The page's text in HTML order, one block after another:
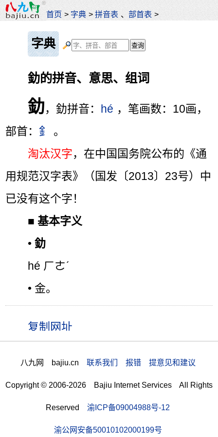
首页 > 字典 >拼音表 、部首表 >
字典
釛的拼音、意思、组词
釛，釛拼音： hé ，笔画数：10画，
部首：釒
。
淘汰汉字，在中国国务院公布的《通
用规范汉字表》（国发〔2013〕23号）中
已没有这个字！
■基本字义
•釛
hé ㄏㄜˊ
• 金。
八九网 bajiu.cn 联系我们 报错 提意见和建议
Copyright © 2006-2026 Bajiu Internet Services All Rights
Reserved 渝ICP备09004988号-12
渝公网安备50010102000199号